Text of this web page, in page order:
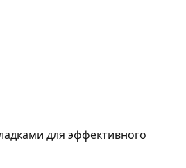
для эффективного